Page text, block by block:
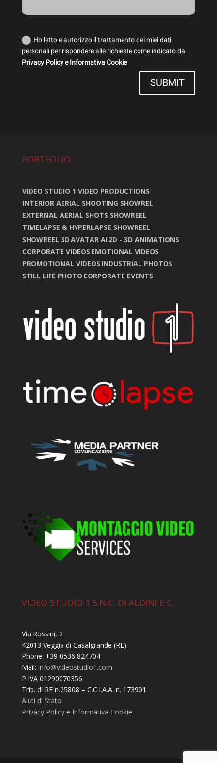
Ho letto e autorizzo il trattamento dei miei dati
personali per rispondere alle richieste come indicato da
Privacy Policy e Informativa Cookie
SUBMIT
PORTFOLIO
VIDEO STUDIO 1 VIDEO PRODUCTIONS
INTERIOR AERIAL SHOOTING SHOWREL
EXTERNAL AERIAL SHOTS SHOWREEL
TIMELAPSE & HYPERLAPSE SHOWREEL
SHOWREEL 3DAVATAR AI 2D - 3D ANIMATIONS
CORPORATE VIDEOS EMOTIONAL VIDEOS
PROMOTIONAL VIDEOS INDUSTRIAL PHOTOS
STILL LIFE PHOTO CORPORATE EVENTS
VIDEO STUDIO 1 S.N.C. DI ALDINI E C.
Via Rossini, 2
42013 Veggia di Casalgrande (RE)
Phone: +39 0536 824704
Mail: info@videostudio1.com
P.IVA 01290070356
Trib. di RE n.25808 – C.C.I.A.A. n. 173901
Aiuti di Stato
Privacy Policy e Informativa Cookie